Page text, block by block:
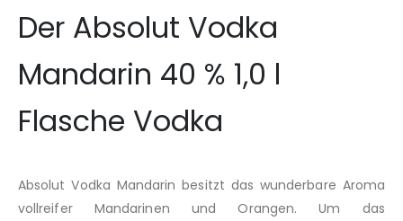
Der Absolut Vodka
Mandarin 40 % 1,0 l
Flasche Vodka
Absolut Vodka Mandarin besitzt das wunderbare Aroma
vollreifer Mandarinen und Orangen. Um das